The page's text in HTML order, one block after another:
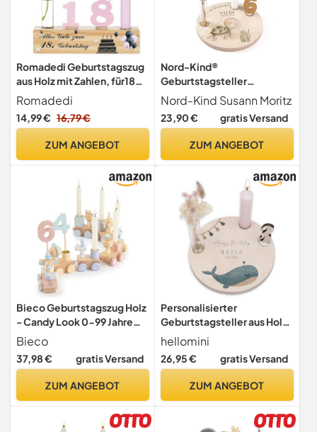
Romadedi Geburtstagszug
aus Holz mit Zahlen, für18
Geburtstag
Romadedi
14,99 € 16,79 €
ZUM ANGEBOT
Nord-Kind®
Geburtstagsteller
personalisiert – Schildkröte
Nord-Kind Susann Moritz
23,90 € gratis Versand
ZUM ANGEBOT
Bieco Geburtstagszug Holz
- Candy Look 0-99 Jahre
mit 6 Kerzen - Tischdeko
Kindergeburtstag Kerzen
Geburtstag Zug
Geburtstagskranz
Geburtstagsring Deko
Bieco
37,98 € gratis Versand
ZUM ANGEBOT
Personalisierter
Geburtstagsteller aus Holz
mit Kerzenhalter, Vase &
Jahres Zahlen -
Geburtstagsdeko mit Name
Kinder Geschenk - ⌀16 cm x
hellomini
26,95 € gratis Versand
ZUM ANGEBOT